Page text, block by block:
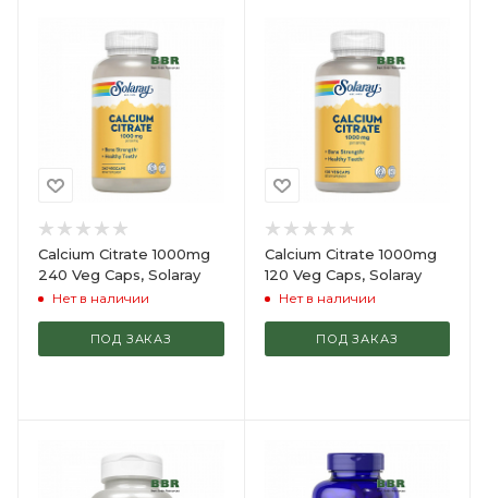
Calcium Citrate 1000mg
240 Veg Caps, Solaray
Нет в наличии
ПОД ЗАКАЗ
Calcium Citrate 1000mg
120 Veg Caps, Solaray
Нет в наличии
ПОД ЗАКАЗ